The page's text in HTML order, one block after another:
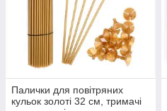
Палички для повітряних
кульок золоті 32 см, тримачі